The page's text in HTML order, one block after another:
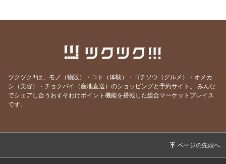
ます🍎
6/16算命学鑑定をご予約のお客様へ
2026/05/03🍓今シーズンラスト！苺パフェご予約受付スタ
ートご案内
2026/04/28
2026/04/28第6回はやしのマルシェは4/29🍀
ツクツク!!!は、モノ（物販）・コト（体験）・ゴチソウ（グルメ）・オメカ
シ（美容）・チョクバイ（産地直送）のショッピングと予約サイト。
みんな
でシェアし合うおすそわけポイント機能を搭載した総合マーケットプレイス
です。